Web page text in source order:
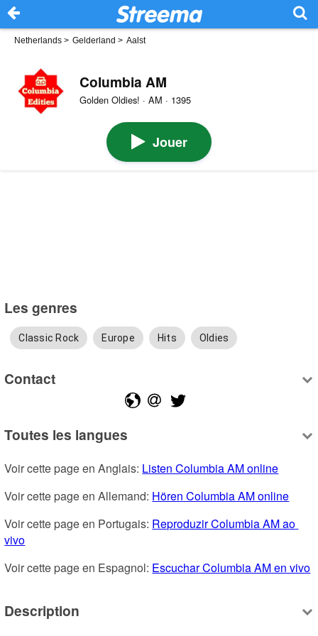
Netherlands > Gelderland > Aalst
Columbia AM
Golden Oldies! · AM · 1395
Jouer
Les genres
Classic Rock Europe Hits Oldies
Contact
Toutes les langues
Voir cette page en Anglais: Listen Columbia AM online
Voir cette page en Allemand: Hören Columbia AM online
Voir cette page en Portugais: Reproduzir Columbia AM ao
vivo
Voir cette page en Espagnol: Escuchar Columbia AM en vivo
Description